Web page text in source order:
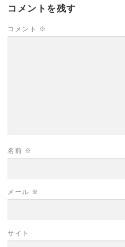
コメントを残す
コメント ※
名前 ※
メール ※
サイト